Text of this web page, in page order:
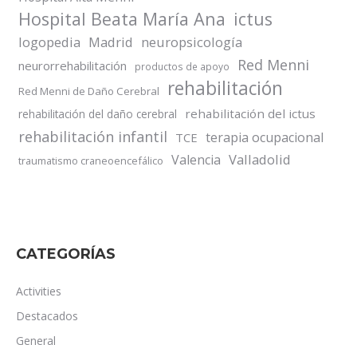
Hospital Beata María Ana ictus
logopedia Madrid neuropsicología
neurorrehabilitación productos de apoyo Red Menni
Red Menni de Daño Cerebral rehabilitación
rehabilitación del daño cerebral rehabilitación del ictus
rehabilitación infantil TCE terapia ocupacional
traumatismo craneoencefálico Valencia Valladolid
CATEGORÍAS
Activities
Destacados
General